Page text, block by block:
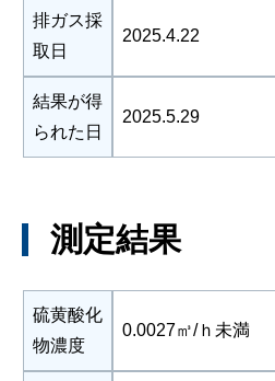
排ガス採
取日
2025.4.22
結果が得
られた日
2025.5.29
測定結果
硫黄酸化
物濃度
0.0027㎥/ｈ未満